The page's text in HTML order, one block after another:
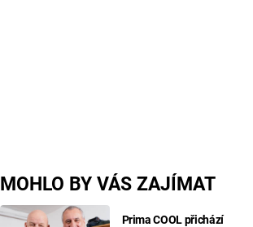
MOHLO BY VÁS ZAJÍMAT
Prima COOL přichází